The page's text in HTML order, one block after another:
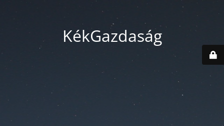
KékGazdaság